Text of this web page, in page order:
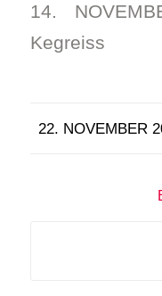
14.
Kegreiss
22. NOVEMBER
/